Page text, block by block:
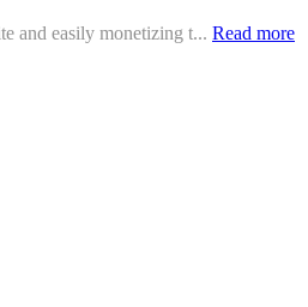
and easily monetizing t... Read more